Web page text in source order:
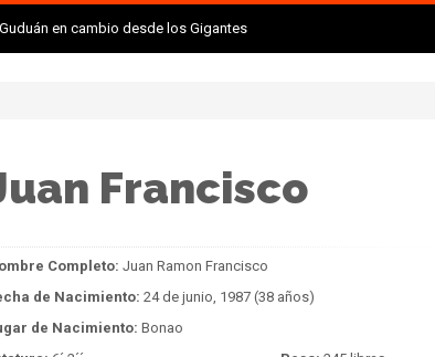
en cambio desde los Gigantes
Francisco
Completo: Juan Ramon Francisco
de Nacimiento: 24 de junio, 1987 (38 años)
de Nacimiento: Bonao